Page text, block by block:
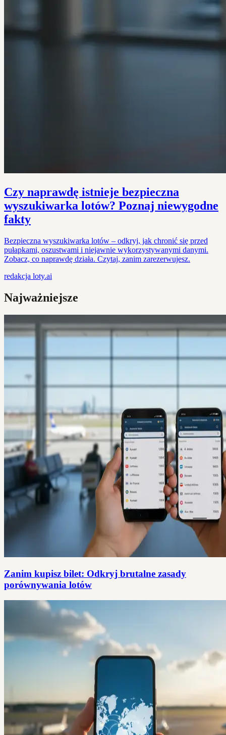
Czy naprawdę istnieje bezpieczna
wyszukiwarka lotów? Poznaj niewygodne
fakty
Bezpieczna wyszukiwarka lotów – odkryj, jak chronić się przed
pułapkami, oszustwami i niejawnie wykorzystywanymi danymi.
Zobacz, co naprawdę działa. Czytaj, zanim zarezerwujesz.
redakcja loty.ai
Najważniejsze
Zanim kupisz bilet: Odkryj brutalne zasady
porównywania lotów